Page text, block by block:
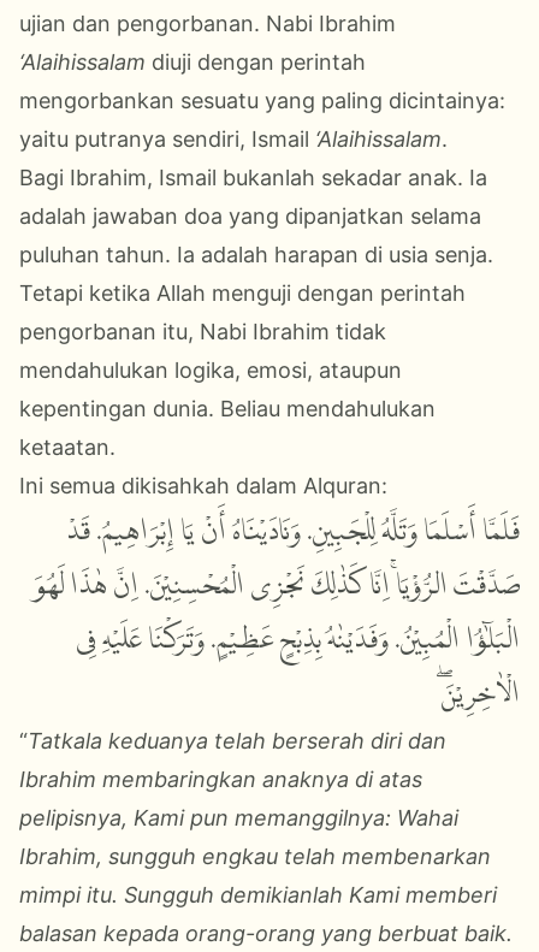
ujian dan pengorbanan. Nabi Ibrahim
‘Alaihissalam diuji dengan perintah
mengorbankan sesuatu yang paling dicintainya:
yaitu putranya sendiri, Ismail ‘Alaihissalam.
Bagi Ibrahim, Ismail bukanlah sekadar anak. Ia
adalah jawaban doa yang dipanjatkan selama
puluhan tahun. Ia adalah harapan di usia senja.
Tetapi ketika Allah menguji dengan perintah
pengorbanan itu, Nabi Ibrahim tidak
mendahulukan logika, emosi, ataupun
kepentingan dunia. Beliau mendahulukan
ketaatan.
Ini semua dikisahkah dalam Alquran:
فَلَمَّا أَسْلَمَا وَتَلَّهُ لِلْجَبِينِ. وَنَادَيْنَاهُ أَنْ يَا إِبْرَاهِيمُ. قَدْ
صَدَّقْتَ الرُّؤْيَاۚ اِنَّا كَذٰلِكَ نَجْزِى الْمُحْسِنِيْنَ. اِنَّ هٰذَا لَهُوَ
الْبَلٰۤؤُا الْمُبِيْنُ. وَفَدَيْنٰهُ بِذِبْحٍ عَظِيْمٍ. وَتَرَكْنَا عَلَيْهِ فِى
الْاٰخِرِيْنَۖ
“Tatkala keduanya telah berserah diri dan
Ibrahim membaringkan anaknya di atas
pelipisnya, Kami pun memanggilnya: Wahai
Ibrahim, sungguh engkau telah membenarkan
mimpi itu. Sungguh demikianlah Kami memberi
balasan kepada orang-orang yang berbuat baik.